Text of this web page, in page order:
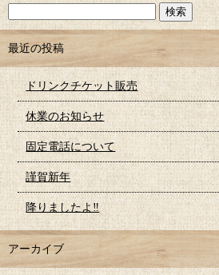
最近の投稿
ドリンクチケット販売
休業のお知らせ
固定電話について
謹賀新年
降りましたよ‼︎
アーカイブ